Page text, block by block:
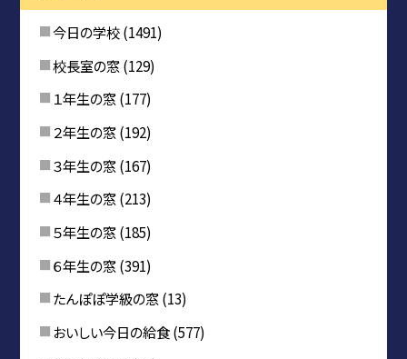
今日の学校(1491)
校長室の窓(129)
１年生の窓(177)
２年生の窓(192)
３年生の窓(167)
４年生の窓(213)
５年生の窓(185)
６年生の窓(391)
たんぽぽ学級の窓(13)
おいしい今日の給食(577)